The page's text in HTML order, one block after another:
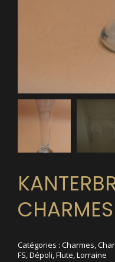
Catégories : Charmes
FS Dépoli Flute Lorraine